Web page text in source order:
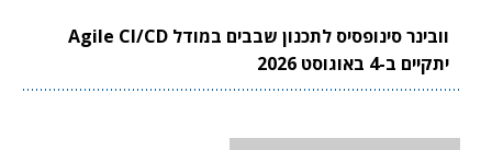
וובינר סינופסיס לתכנון שבבים במודל Agile CI/CD
יתקיים ב-4 באוגוסט 2026